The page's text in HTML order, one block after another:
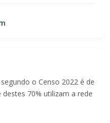
o Censo 2022 é de
70% utilizam a rede